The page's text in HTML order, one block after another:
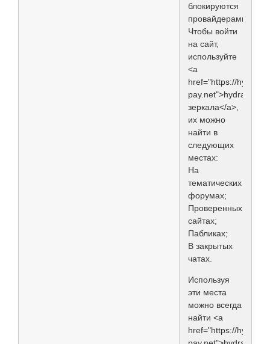
блокируются
провайдерами.
Чтобы войти
на сайт,
используйте
<a
href="https://hydra-
pay.net">hydra
зеркала</a>,
их можно
найти в
следующих
местах:
На
тематических
форумах;
Проверенных
сайтах;
Пабликах;
В закрытых
чатах.
Используя
эти места
можно всегда
найти <a
href="https://hydra-